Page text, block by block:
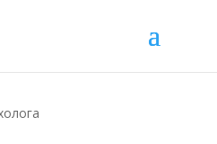
единение с